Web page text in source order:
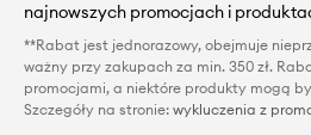
najnowszych promocjach i
**Rabat jest jednorazowy, obejmuje
ważny przy zakupach za min. 350 zł.
promocjami, a niektóre produkty mogą
Szczegóły na stronie: wykluczenia z